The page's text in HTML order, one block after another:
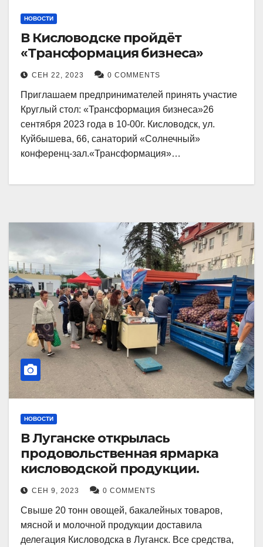
НОВОСТИ
В Кисловодске пройдёт
«Трансформация бизнеса»
СЕН 22, 2023 0 COMMENTS
Приглашаем предпринимателей принять участие
Круглый стол: «Трансформация бизнеса»26
сентября 2023 года в 10-00г. Кисловодск, ул.
Куйбышева, 66, санаторий «Солнечный»
конференц-зал.«Трансформация»…
НОВОСТИ
В Луганске открылась
продовольственная ярмарка
кисловодской продукции.
СЕН 9, 2023 0 COMMENTS
Свыше 20 тонн овощей, бакалейных товаров,
мясной и молочной продукции доставила
делегация Кисловодска в Луганск. Все средства,